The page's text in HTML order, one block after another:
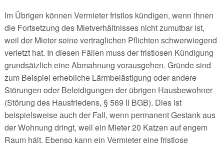
Im Übrigen können Vermieter fristlos kündigen, wenn ihnen
die Fortsetzung des Mietverhältnisses nicht zumutbar ist,
weil der Mieter seine vertraglichen Pflichten schwerwiegend
verletzt hat. In diesen Fällen muss der fristlosen Kündigung
grundsätzlich eine Abmahnung vorausgehen. Gründe sind
zum Beispiel erhebliche Lärmbelästigung oder andere
Störungen oder Beleidigungen der übrigen Hausbewohner
(Störung des Hausfriedens, § 569 II BGB). Dies ist
beispielsweise auch der Fall, wenn permanent Gestank aus
der Wohnung dringt, weil ein Mieter 20 Katzen auf engem
Raum hält. Ebenso kann ein Vermieter eine fristlose